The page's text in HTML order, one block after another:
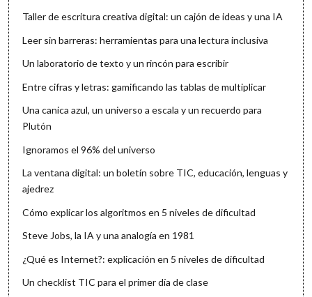
Taller de escritura creativa digital: un cajón de ideas y una IA
Leer sin barreras: herramientas para una lectura inclusiva
Un laboratorio de texto y un rincón para escribir
Entre cifras y letras: gamificando las tablas de multiplicar
Una canica azul, un universo a escala y un recuerdo para
Plutón
Ignoramos el 96% del universo
La ventana digital: un boletín sobre TIC, educación, lenguas y
ajedrez
Cómo explicar los algoritmos en 5 niveles de dificultad
Steve Jobs, la IA y una analogía en 1981
¿Qué es Internet?: explicación en 5 niveles de dificultad
Un checklist TIC para el primer día de clase